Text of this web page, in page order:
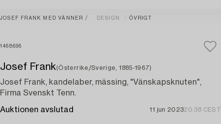
JOSEF FRANK MED VÄNNER DESIGN ÖVRIGT
1468696
Josef Frank(Österrike/Sverige, 1885-1967)
Josef Frank, kandelaber, mässing, "Vänskapsknuten",
Firma Svenskt Tenn.
Auktionen avslutad 11 jun 202320:38 CEST